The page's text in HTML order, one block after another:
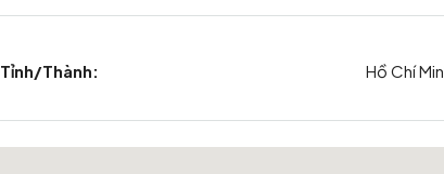
Tỉnh/Thành: Hồ Chí